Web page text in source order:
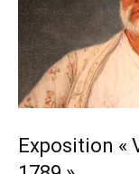
Exposition «